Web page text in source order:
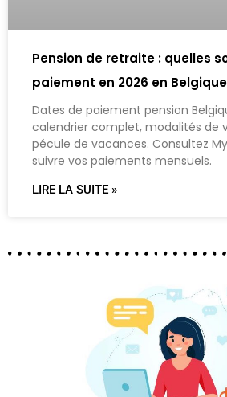
Pension de retraite : quelles
paiement en 2026 en
Dates de paiement pension
calendrier complet, modalités de
pécule de vacances. Consultez
suivre vos paiements mensuels.
LIRE LA SUITE »